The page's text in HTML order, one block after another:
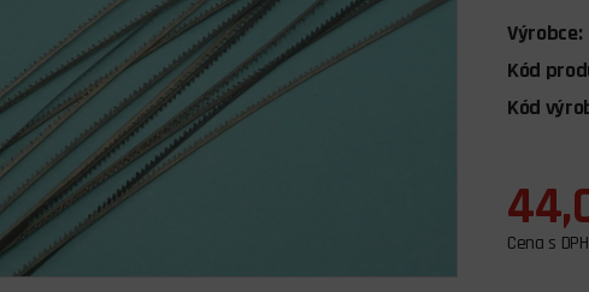
Výrobce:
Kód
Kód
Cena s DPH